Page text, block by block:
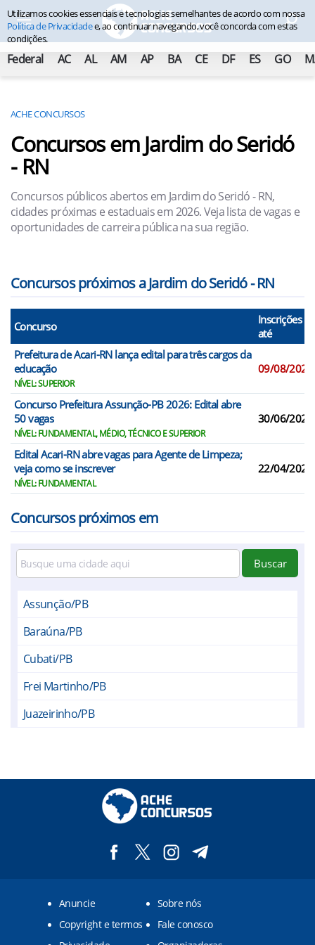
Federal AC AL AM AP BA CE DF ES GO
ACHE CONCURSOS
Concursos em Jardim do Seridó
- RN
Concursos públicos abertos em Jardim do Seridó - RN,
cidades próximas e estaduais em 2026. Veja lista de vagas e
oportunidades de carreira pública na sua região.
Concursos próximos a Jardim do Seridó - RN
Concurso
Inscrições
até
Prefeitura de Acari-RN lança edital para três cargos da
educação
NÍVEL: SUPERIOR
09/08/2026
Concurso Prefeitura Assunção-PB 2026: Edital abre
50 vagas
NÍVEL: FUNDAMENTAL, MÉDIO, TÉCNICO E SUPERIOR
30/06/2026
Edital Acari-RN abre vagas para Agente de Limpeza;
veja como se inscrever
NÍVEL: FUNDAMENTAL
22/04/2026
Concursos próximos em
Buscar
Assunção/PB
Baraúna/PB
Cubati/PB
Frei Martinho/PB
Juazeirinho/PB
Pedra Lavrada/PB
São José do Sabugi/PB
São Mamede/PB
Anuncie
Sobre nós
Copyright e termos
Fale conosco
Utilizamos cookies essenciais e tecnologias semelhantes de acordo com nossa
Política de Privacidadee, ao continuar navegando, você concorda com estas
condições.